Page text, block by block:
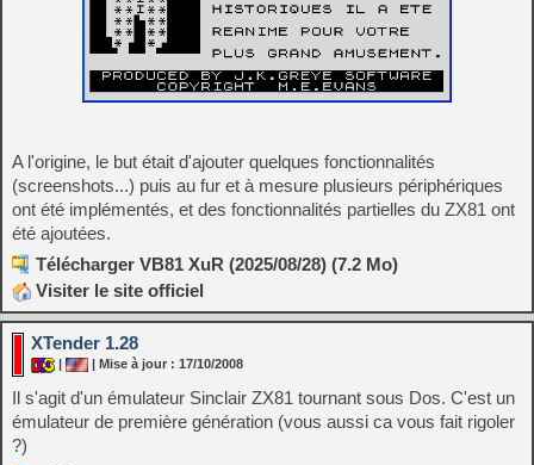
A l'origine, le but était d'ajouter quelques fonctionnalités
(screenshots...) puis au fur et à mesure plusieurs périphériques
ont été implémentés, et des fonctionnalités partielles du ZX81 ont
été ajoutées.
Télécharger VB81 XuR (2025/08/28) (7.2 Mo)
Visiter le site officiel
XTender 1.28
| Mise à jour : 17/10/2008
Il s'agit d'un émulateur Sinclair ZX81 tournant sous Dos. C'est un
émulateur de première génération (vous aussi ca vous fait rigoler
?)